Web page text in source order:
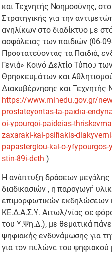
και Τεχνητής Νοημοσύνης,
Στρατηγικής για την
ανηλίκων στο διαδίκτυο με
ασφάλειας των παιδιών (06-
Προστατεύοντας τα Παιδιά,
Γενιά» Κοινό Δελτίο Τύπου
Θρησκευμάτων και
Διακυβέρνησης και Τεχνητής
https://www.minedu.gov.gr/
prostateyontas-ta-paidia-
oi-ypourgoi-paideias-
zaxaraki-kai-psifiakis-
papastergiou-kai-o-
stin-89i-deth )
Η ανάπτυξη δράσεων μεγάλης
διαδικασιών , η παραγωγή
επιμορφωτικών εκδηλώσεων
ΚΕ.Δ.Α.Σ.Υ. Αιτωλ/νίας σε
του Υ.Ψη.Δ.), με θεματικά
ψηφιακής ενδυνάμωσης για
για τον πυλώνα του ψηφιακού